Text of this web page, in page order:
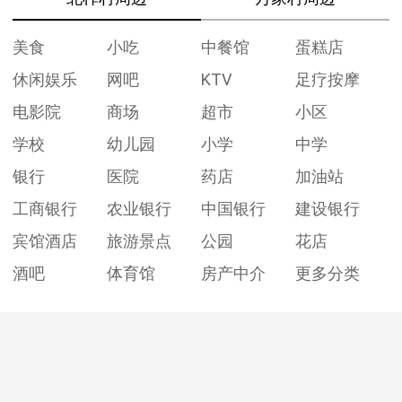
美食 小吃 中餐馆
蛋糕店
休闲娱乐
网吧 KTV
足疗按摩
电影院
商场 超市
小区
学校
幼儿园 小学
中学
银行
医院 药店
加油站
工商银行
农业银行 中国银行
建设银行
宾馆酒店
旅游景点 公园
花店
酒吧
体育馆 房产中介 更多分类